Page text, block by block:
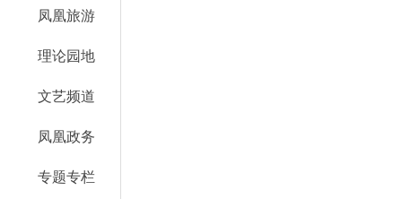
凤凰旅游
理论园地
文艺频道
凤凰政务
专题专栏